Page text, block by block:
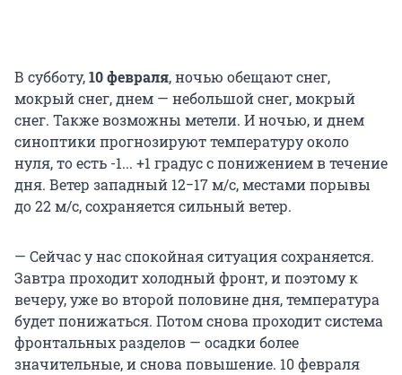
В субботу,10 февраля, ночью обещают снег,
мокрый снег, днем — небольшой снег, мокрый
снег. Также возможны метели. И ночью, и днем
синоптики прогнозируют температуру около
нуля, то есть -1... +1 градус с понижением в течение
дня. Ветер западный 12−17 м/с, местами порывы
до 22 м/с, сохраняется сильный ветер.
— Сейчас у нас спокойная ситуация сохраняется.
Завтра проходит холодный фронт, и поэтому к
вечеру, уже во второй половине дня, температура
будет понижаться. Потом снова проходит система
фронтальных разделов — осадки более
значительные, и снова повышение. 10 февраля